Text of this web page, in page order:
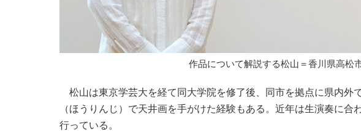
作品について解説する松山＝香川県高松
松山は東京学芸大を経て同大学院を修了後、同市を拠点に県内外
（ほうりんじ）で天井画を手がけた経験もある。近年は生演奏に
行っている。